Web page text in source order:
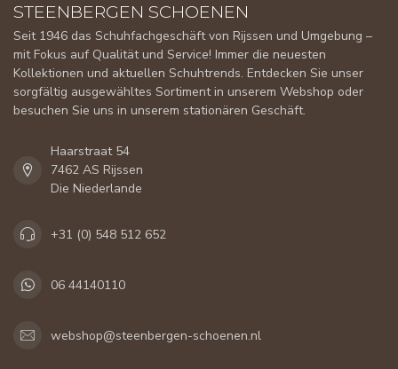
STEENBERGEN SCHOENEN
Seit 1946 das Schuhfachgeschäft von Rijssen und Umgebung –
mit Fokus auf Qualität und Service! Immer die neuesten
Kollektionen und aktuellen Schuhtrends. Entdecken Sie unser
sorgfältig ausgewähltes Sortiment in unserem Webshop oder
besuchen Sie uns in unserem stationären Geschäft.
Haarstraat 54
7462 AS Rijssen
Die Niederlande
+31 (0) 548 512 652
06 44140110
webshop@steenbergen-schoenen.nl